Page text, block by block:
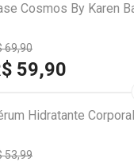
Cosmos By Karen
69,90
59,90
Hidratante
53,99